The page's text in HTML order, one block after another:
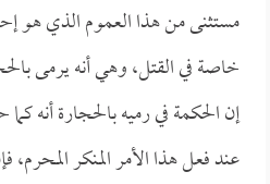
مستثنى من هذا العموم الذي هو
خاصة في القتل، وهي أنه يرمى
إن الحكمة في رميه بالحجارة أنه
عند فعل هذا الأمر المنكر المحرم،